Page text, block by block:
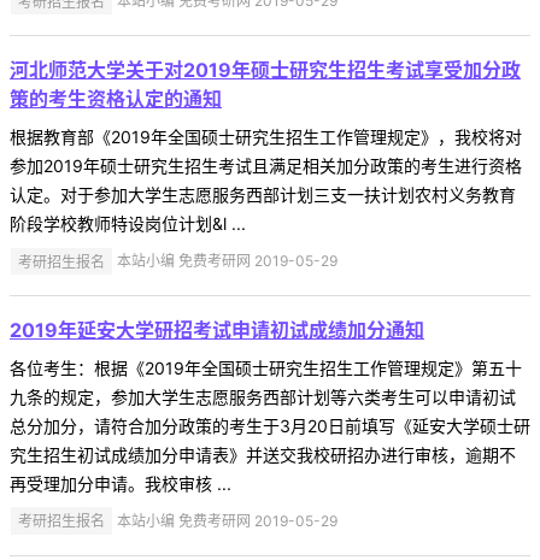
河北师范大学关于对2019年硕士研究生招生考试享受加分政
策的考生资格认定的通知
根据教育部《2019年全国硕士研究生招生工作管理规定》，我校将对
参加2019年硕士研究生招生考试且满足相关加分政策的考生进行资格
认定。对于参加大学生志愿服务西部计划三支一扶计划农村义务教育
阶段学校教师特设岗位计划&l ...
考研招生报名 本站小编 免费考研网 2019-05-29
2019年延安大学研招考试申请初试成绩加分通知
各位考生：根据《2019年全国硕士研究生招生工作管理规定》第五十
九条的规定，参加大学生志愿服务西部计划等六类考生可以申请初试
总分加分，请符合加分政策的考生于3月20日前填写《延安大学硕士研
究生招生初试成绩加分申请表》并送交我校研招办进行审核，逾期不
再受理加分申请。我校审核 ...
考研招生报名 本站小编 免费考研网 2019-05-29